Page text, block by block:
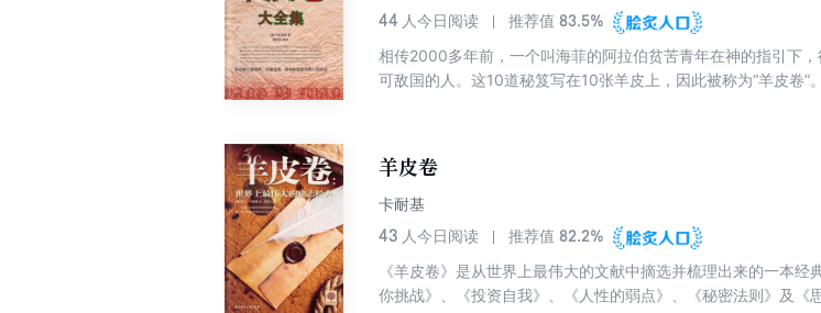
44 人今日阅读 推荐值 83.5%
相传2000多年前，一个叫海菲的阿拉伯贫苦青年在神的指引下
可敌国的人。这10道秘笈写在10张羊皮上，因此被称为“羊皮卷
羊皮卷
卡耐基
43 人今日阅读 推荐值 82.2%
《羊皮卷》是从世界上最伟大的文献中摘选并梳理出来的一本
你挑战》、《投资自我》、《人性的弱点》、《秘密法则》及《